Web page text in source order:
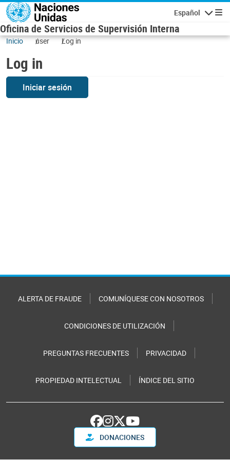
Skip to main content
Español
Oficina de Servicios de Supervisión Interna
Inicio user Log in
Log in
Iniciar sesión
ALERTA DE FRAUDE COMUNÍQUESE CON NOSOTROS
CONDICIONES DE UTILIZACIÓN
PREGUNTAS FRECUENTES PRIVACIDAD
PROPIEDAD INTELECTUAL ÍNDICE DEL SITIO
DONACIONES